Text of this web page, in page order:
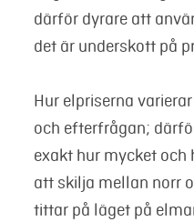
därför dyrare att
det är underskott på
Hur elpriserna
och efterfrågan;
exakt hur mycket
att skilja mellan norr
tittar på läget på